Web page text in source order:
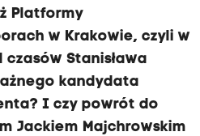
Platformy
w Krakowie, czyli w
Stanisława
kandydata
I czy powrót do
Jackiem Majchrowskim